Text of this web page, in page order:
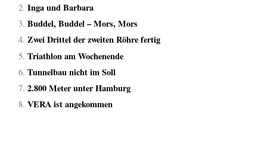
Inga und Barbara
Buddel, Buddel – Mors, Mors
Zwei Drittel der zweiten Röhre fertig
Triathlon am Wochenende
Tunnelbau nicht im Soll
2.800 Meter unter Hamburg
VERA ist angekommen